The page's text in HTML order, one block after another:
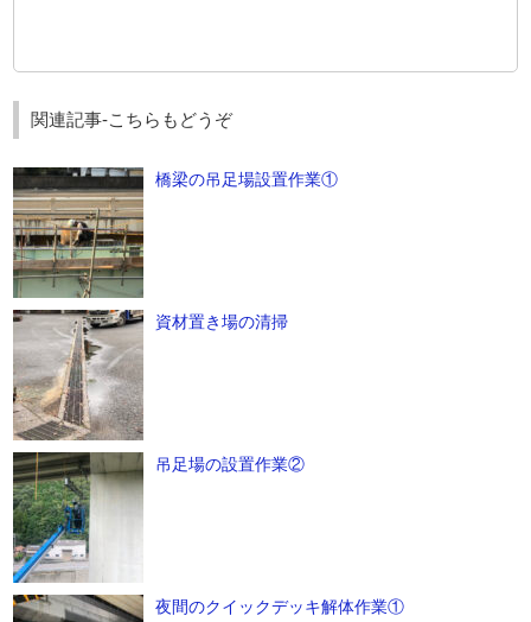
関連記事-こちらもどうぞ
橋梁の吊足場設置作業①
資材置き場の清掃
吊足場の設置作業②
夜間のクイックデッキ解体作業①